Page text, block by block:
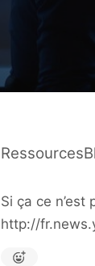
Si ça ce
http://